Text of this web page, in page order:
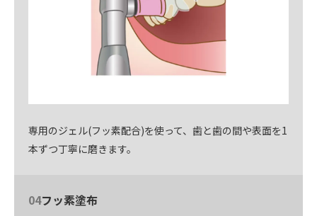
専用のジェル(フッ素配合)を使って、歯と歯の間や表面を1
本ずつ丁寧に磨きます。
04フッ素塗布